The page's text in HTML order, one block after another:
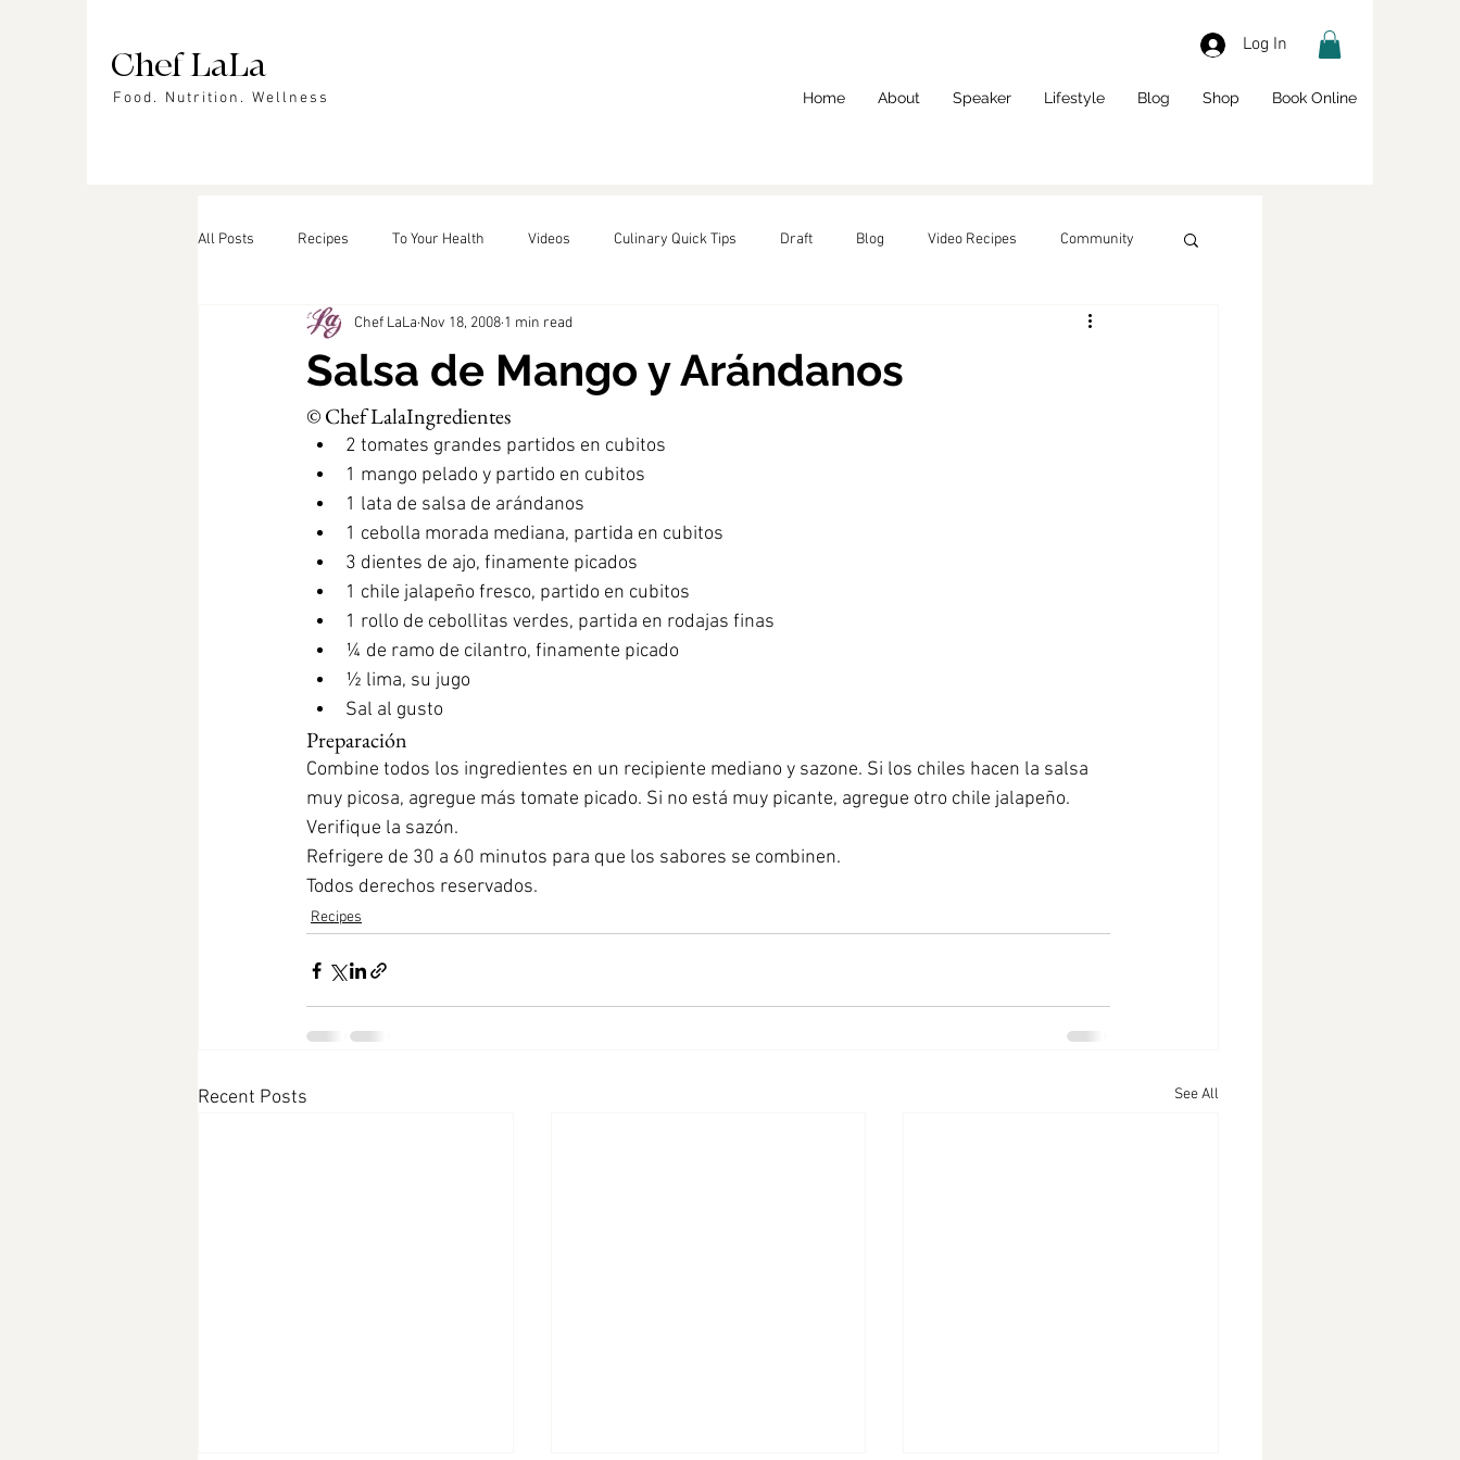
Chef LaLa
Food. Nutrition. Wellness
Log In
Home About Speaker Lifestyle Blog Shop Book Online
All Posts Recipes To Your Health Videos Culinary Quick Tips Draft Blog Video Recipes Community
In the News Featured
Salsa de Mango y Arándanos
Chef LaLa Nov 18, 2008 1 min read
© Chef LalaIngredientes
2 tomates grandes partidos en cubitos
1 mango pelado y partido en cubitos
1 lata de salsa de arándanos
1 cebolla morada mediana, partida en cubitos
3 dientes de ajo, finamente picados
1 chile jalapeño fresco, partido en cubitos
1 rollo de cebollitas verdes, partida en rodajas finas
¼ de ramo de cilantro, finamente picado
½ lima, su jugo
Sal al gusto
Preparación
Combine todos los ingredientes en un recipiente mediano y sazone. Si los chiles hacen la salsa
muy picosa, agregue más tomate picado. Si no está muy picante, agregue otro chile jalapeño.
Verifique la sazón.
Refrigere de 30 a 60 minutos para que los sabores se combinen.
Todos derechos reservados.
Recipes
Recent Posts See All